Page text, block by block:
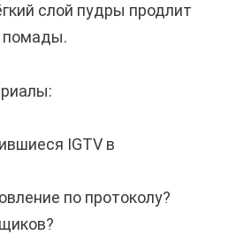
слой пудры продлит
помады.
IGTV в
по протоколу?